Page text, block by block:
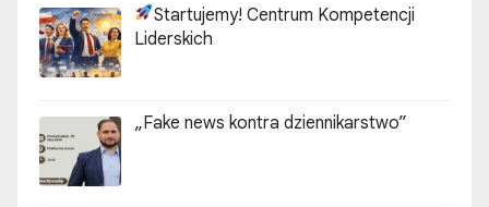
Startujemy! Centrum Kompetencji
Liderskich
„Fake news kontra dziennikarstwo”